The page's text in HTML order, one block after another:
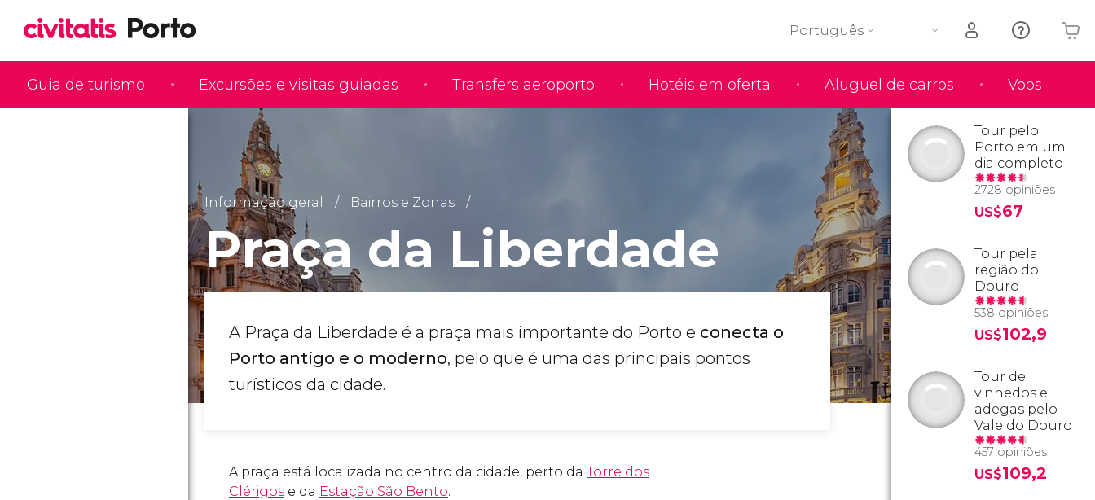
Guia de turismo Excursões e visitas guiadas Transfers aeroporto Hotéis em oferta Aluguel de carros Voos
Português
O seu carrinho está vazio
Informação geral Bairros e Zonas
Praça da Liberdade
A Praça da Liberdade é a praça mais importante do Porto e conecta o
Porto antigo e o moderno, pelo que é uma das principais pontos
turísticos da cidade.
A praça está localizada no centro da cidade, perto da Torre dos
Clérigos e da Estação São Bento.
Tour pelo
Porto em um
dia completo
2728 opiniões
US$67
Tour pela
região do
Douro
538 opiniões
US$102,9
Tour de
vinhedos e
adegas pelo
Vale do Douro
457 opiniões
US$109,2